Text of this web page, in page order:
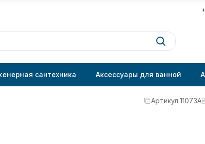
сантехника Аксессуары для ванной
Артикул:11073A